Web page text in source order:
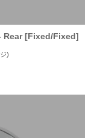
Rear [Fixed/Fixed]
)